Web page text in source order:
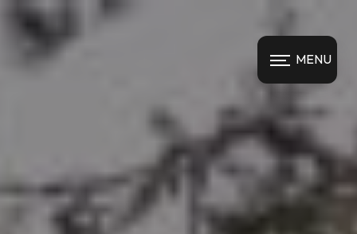
MENU
Panneau de gestion des cookies